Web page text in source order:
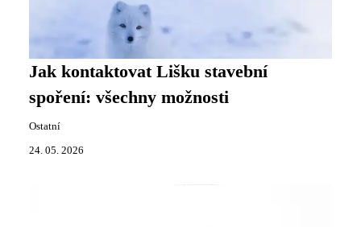
Jak kontaktovat Lišku stavební
spoření: všechny možnosti
Ostatní
24. 05. 2026